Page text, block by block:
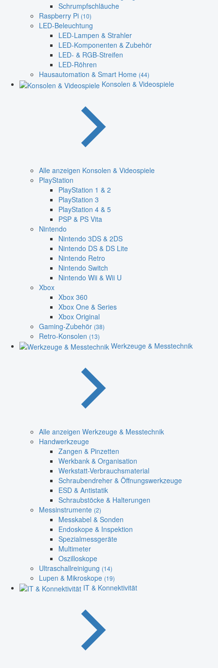
Schrumpfschläuche
Raspberry Pi (10)
LED-Beleuchtung
LED-Lampen & Strahler
LED-Komponenten & Zubehör
LED- & RGB-Streifen
LED-Röhren
Hausautomation & Smart Home (44)
Konsolen & Videospiele
Alle anzeigen Konsolen & Videospiele
PlayStation
PlayStation 1 & 2
PlayStation 3
PlayStation 4 & 5
PSP & PS Vita
Nintendo
Nintendo 3DS & 2DS
Nintendo DS & DS Lite
Nintendo Retro
Nintendo Switch
Nintendo Wii & Wii U
Xbox
Xbox 360
Xbox One & Series
Xbox Original
Gaming-Zubehör (38)
Retro-Konsolen (13)
Werkzeuge & Messtechnik
Alle anzeigen Werkzeuge & Messtechnik
Handwerkzeuge
Zangen & Pinzetten
Werkbank & Organisation
Werkstatt-Verbrauchsmaterial
Schraubendreher & Öffnungswerkzeuge
ESD & Antistatik
Schraubstöcke & Halterungen
Messinstrumente (2)
Messkabel & Sonden
Endoskope & Inspektion
Spezialmessgeräte
Multimeter
Oszilloskope
Ultraschallreinigung (14)
Lupen & Mikroskope (19)
IT & Konnektivität